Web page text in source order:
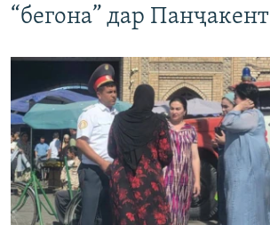
“бегона” дар Панҷакент